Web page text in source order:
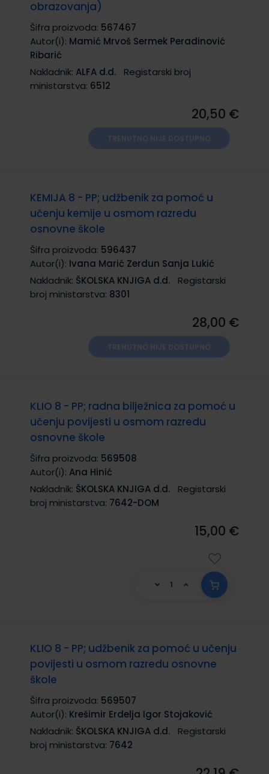
obrazovanja)
Šifra proizvoda: 567467
Autor(i): Mamić Mrvoš Sermek Peradinović
Ribarić
Nakladnik: ALFA d.d.
Registarski broj
ministarstva: 6512
20,50 €
KEMIJA 8 - PP; udžbenik za pomoć u
učenju kemije u osmom razredu
osnovne škole
Šifra proizvoda: 596437
Autor(i): Ivana Marić Zerdun Sanja Lukić
Nakladnik: ŠKOLSKA KNJIGA d.d.
Registarski
broj ministarstva: 8301
28,00 €
KLIO 8 - PP; radna bilježnica za pomoć u
učenju povijesti u osmom razredu
osnovne škole
Šifra proizvoda: 569508
Autor(i): Ana Hinić
Nakladnik: ŠKOLSKA KNJIGA d.d.
Registarski
broj ministarstva: 7642-DOM
15,00 €
KLIO 8 - PP; udžbenik za pomoć u učenju
povijesti u osmom razredu osnovne
škole
Šifra proizvoda: 569507
Autor(i): Krešimir Erdelja Igor Stojaković
Nakladnik: ŠKOLSKA KNJIGA d.d.
Registarski
broj ministarstva: 7642